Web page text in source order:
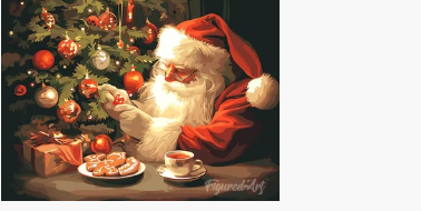
Painting
Noche
alegre
de
Papá
Noel
40x50cm
con